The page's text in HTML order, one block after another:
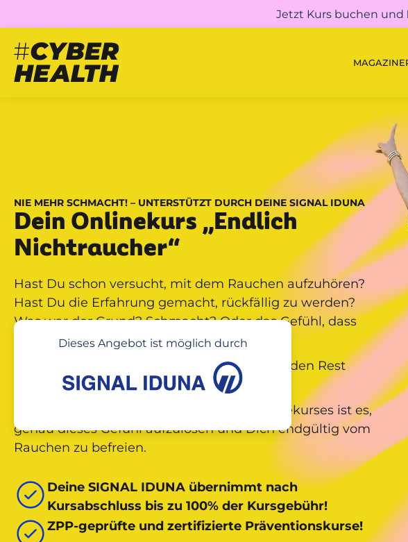
Jetzt Kurs buchen und
MAGAZIN
Dieses Angebot ist möglich durch
NIE MEHR SCHMACHT! – UNTERSTÜTZT DURCH DEINE SIGNAL IDUNA
Dein Onlinekurs „Endlich
Nichtraucher“
Hast Du schon versucht, mit dem Rauchen aufzuhören?
Hast Du die Erfahrung gemacht, rückfällig zu werden?
Was war der Grund? Schmacht? Oder das Gefühl, dass
irgendetwas zum Glücklichsein fehlt?
Und jetzt hast Du Angst, mit diesem Gefühl den Rest
Deines Lebens konfrontiert zu sein.
Herzlich willkommen. Das Ziel dieses Onlinekurses ist es,
genau dieses Gefühl aufzulösen und Dich endgültig vom
Rauchen zu befreien.
Deine SIGNAL IDUNA übernimmt nach
Kursabschluss bis zu 100% der Kursgebühr!
ZPP-geprüfte und zertifizierte Präventionskurse!